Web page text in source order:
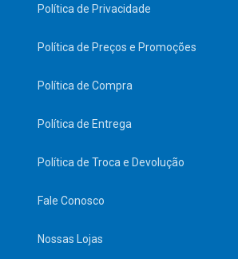
Política de Privacidade
Política de Preços e Promoções
Política de Compra
Política de Entrega
Política de Troca e Devolução
Fale Conosco
Nossas Lojas